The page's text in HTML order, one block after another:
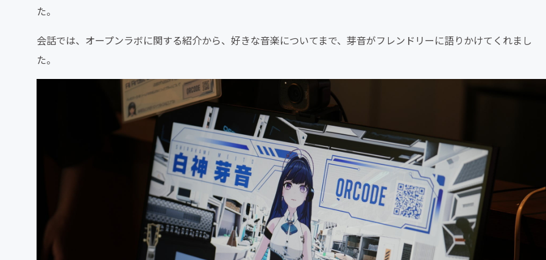
た。
会話では、オープンラボに関する紹介から、好きな音楽についてまで、芽音がフレンドリーに語りかけてくれまし
た。